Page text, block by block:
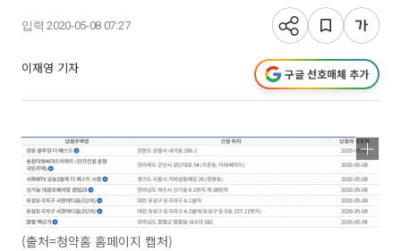
입력 2020-05-08 07:27
이재영 기자 구글 선호매체 추가
(출처=청약홈 홈페이지 캡처)